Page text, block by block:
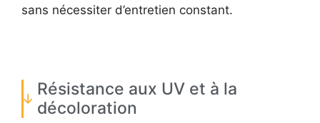
sans nécessiter d’entretien constant.
Résistance aux UV et à la
décoloration